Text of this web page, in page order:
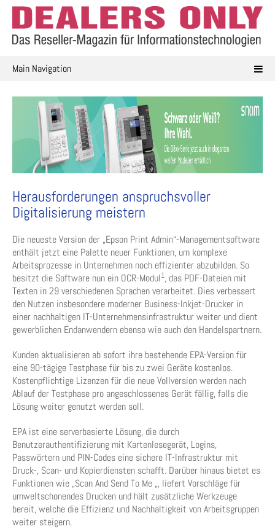
Skip
content
Main Navigation
Herausforderungen anspruchsvoller
Digitalisierung meistern
Die neueste Version der „Epson Print Admin“-Managementsoftware
enthält jetzt eine Palette neuer Funktionen, um komplexe
Arbeitsprozesse in Unternehmen noch effizienter abzubilden. So
besitzt die Software nun ein OCR-Modul1, das PDF-Dateien mit
Texten in 29 verschiedenen Sprachen verarbeitet. Dies verbessert
den Nutzen insbesondere moderner Business-Inkjet-Drucker in
einer nachhaltigen IT-Unternehmensinfrastruktur weiter und dient
gewerblichen Endanwendern ebenso wie auch den Handelspartnern.
Kunden aktualisieren ab sofort ihre bestehende EPA-Version für
eine 90-tägige Testphase für bis zu zwei Geräte kostenlos.
Kostenpflichtige Lizenzen für die neue Vollversion werden nach
Ablauf der Testphase pro angeschlossenes Gerät fällig, falls die
Lösung weiter genutzt werden soll.
EPA ist eine serverbasierte Lösung, die durch
Benutzerauthentifizierung mit Kartenlesegerät, Logins,
Passwörtern und PIN-Codes eine sichere IT-Infrastruktur mit
Druck-, Scan- und Kopierdiensten schafft. Darüber hinaus bietet es
Funktionen wie „Scan And Send To Me „, liefert Vorschläge für
umweltschonendes Drucken und hält zusätzliche Werkzeuge
bereit, welche die Effizienz und Nachhaltigkeit von Arbeitsgruppen
weiter steigern.